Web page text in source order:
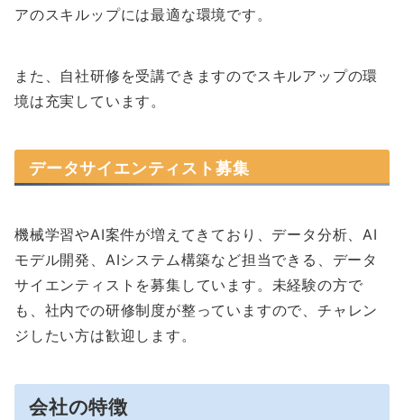
アのスキルップには最適な環境です。
また、自社研修を受講できますのでスキルアップの環
境は充実しています。
データサイエンティスト募集
機械学習やAI案件が増えてきており、データ分析、AI
モデル開発、AIシステム構築など担当できる、データ
サイエンティストを募集しています。未経験の方で
も、社内での研修制度が整っていますので、チャレン
ジしたい方は歓迎します。
会社の特徴